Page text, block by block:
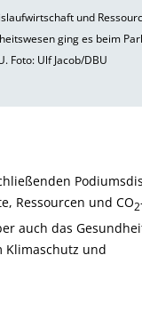
und
ging es beim
Foto: Ulf Jacob/DBU
Ressourcen und CO2
auch das
Klimaschutz und